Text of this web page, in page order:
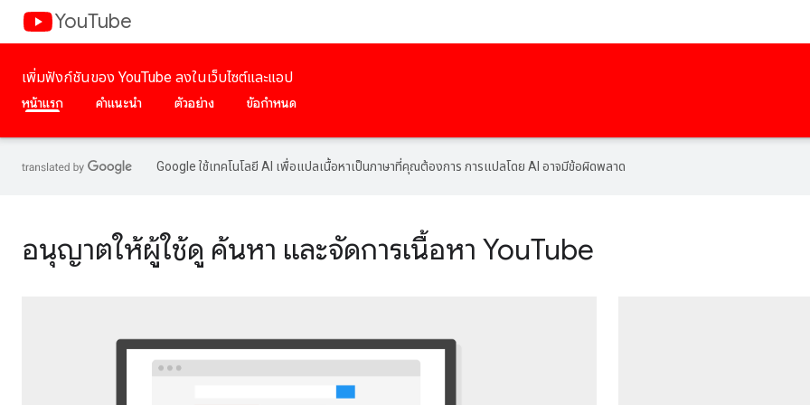
YouTube
เพิ่มฟังก์ชันของ YouTube ลงในเว็บไซต์และแอป
หน้าแรก คำแนะนำ ตัวอย่าง ข้อกำหนด
Google ใช้เทคโนโลยี AI เพื่อแปลเนื้อหาเป็นภาษาที่คุณต้องการ การแปลโดย AI อาจมีข้อผิดพลาด
อนุญาตให้ผู้ใช้ดู ค้นหา และจัดการเนื้อหา YouTube